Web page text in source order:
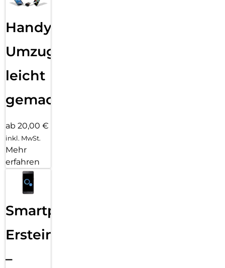
Handy
Umzug
leicht
gemacht!
ab 20,00 €
inkl. MwSt.
Mehr
erfahren
Smartphone
Ersteinrichtung
–